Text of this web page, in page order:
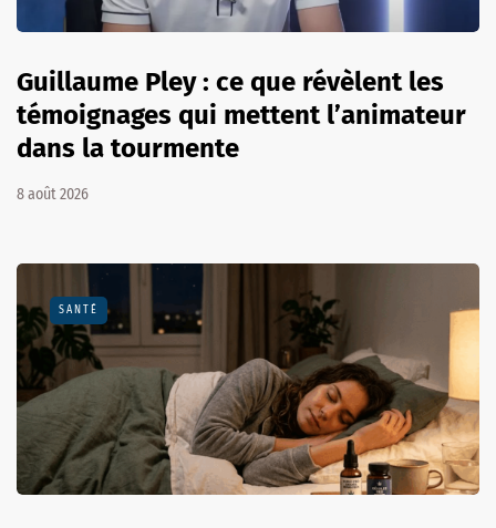
Guillaume Pley : ce que révèlent les
témoignages qui mettent l’animateur
dans la tourmente
8 août 2026
SANTÉ